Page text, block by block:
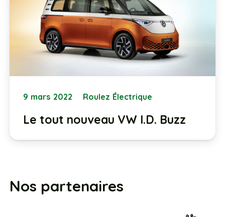
9 mars 2022 Roulez Électrique
Le tout nouveau VW I.D. Buzz
Nos partenaires